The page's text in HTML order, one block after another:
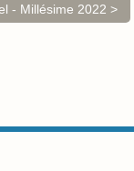
- Millésime 2022 >